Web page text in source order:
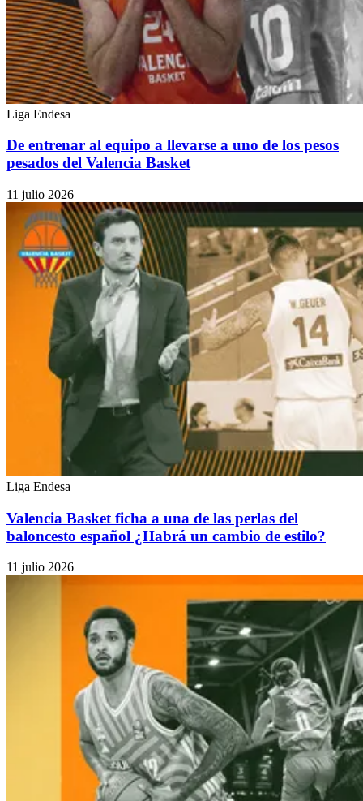
Liga Endesa
De entrenar al equipo a llevarse a uno de los pesos
pesados del Valencia Basket
11 julio 2026
Liga Endesa
Valencia Basket ficha a una de las perlas del
baloncesto español ¿Habrá un cambio de estilo?
11 julio 2026